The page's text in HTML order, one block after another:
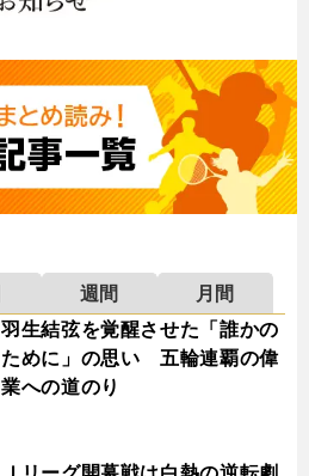
週間
月間
羽生結弦を覚醒させた「誰かの
ために」の思い 五輪連覇の偉
業への道のり